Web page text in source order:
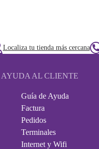
Localiza tu tienda más cercana
AYUDA AL CLIENTE
Guía de Ayuda
Factura
Pedidos
Terminales
Internet y Wifi